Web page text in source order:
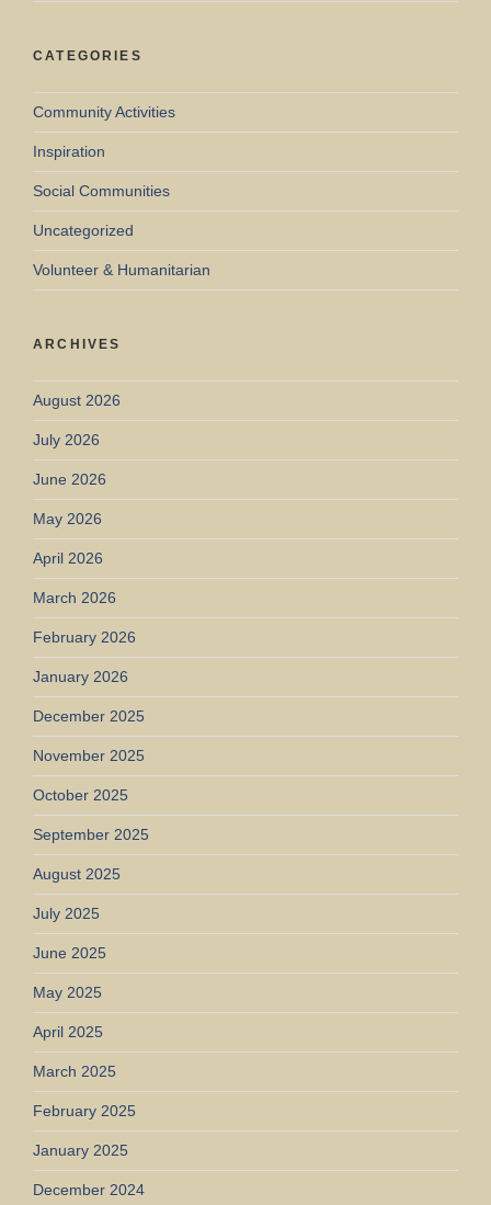
CATEGORIES
Community Activities
Inspiration
Social Communities
Uncategorized
Volunteer & Humanitarian
ARCHIVES
August 2026
July 2026
June 2026
May 2026
April 2026
March 2026
February 2026
January 2026
December 2025
November 2025
October 2025
September 2025
August 2025
July 2025
June 2025
May 2025
April 2025
March 2025
February 2025
January 2025
December 2024